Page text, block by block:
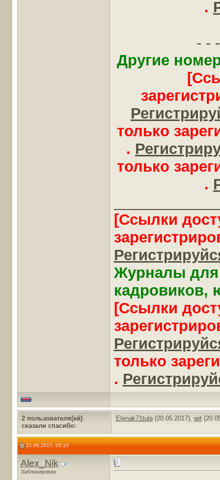
.
- -
Другие
только
.
только
.
[Ссылки
Журналы для
кадровиков,
[Ссылки
только
.
2 пользователя(ей)
сказали cпасибо:
Elenak71tula(20.05.2017), wit
21.06.2017, 05:10
Alex_Nik
Заблокирован